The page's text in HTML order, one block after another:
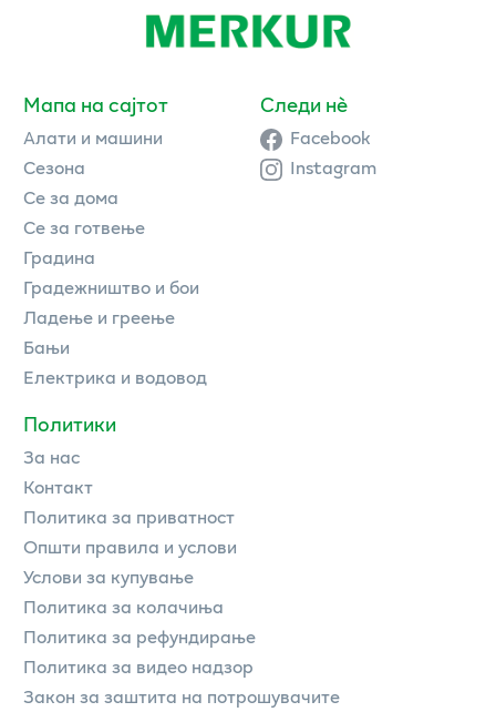
Мапа на сајтот
Алати и машини
Сезона
Се за дома
Се за готвење
Градина
Градежништво и бои
Ладење и греење
Бањи
Електрика и водовод
Политики
За нас
Контакт
Политика за приватност
Општи правила и услови
Услови за купување
Политика за колачиња
Политика за рефундирање
Политика за видео надзор
Закон за заштита на потрошувачите
Следи нè
Facebook
Instagram